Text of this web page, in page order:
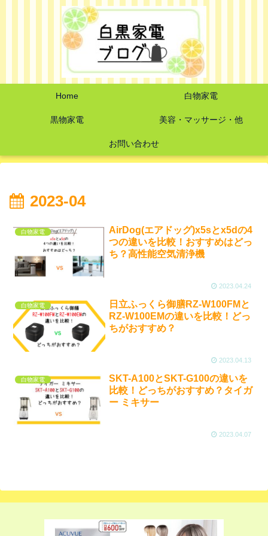
Home 白物家電
黒物家電 美容・マッサージ・他
お問い合わせ
2023-04
白物家電
AirDog(エアドッグ)x5sとx5dの4
つの違いを比較！おすすめはどっ
ち？高性能空気清浄機
2023.04.24
白物家電
日立ふっくら御膳RZ-W100FMと
RZ-W100EMの違いを比較！どっ
ちがおすすめ？
2023.04.13
白物家電
SKT-A100とSKT-G100の違いを
比較！どっちがおすすめ？タイガ
ー ミキサー
2023.04.07